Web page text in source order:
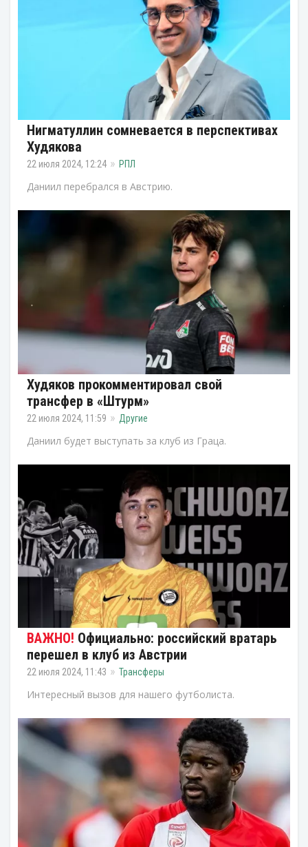
Нигматуллин сомневается в перспективах
Худякова
22 июля 2024, 12:24 РПЛ
Даниил перебрался в Австрию.
Худяков прокомментировал свой
трансфер в «Штурм»
22 июля 2024, 11:59 Другие
Даниил будет выступать за клуб из Граца.
Официально: российский вратарь
перешел в клуб из Австрии
22 июля 2024, 11:43 Трансферы
Интересный вызов для нашего футболиста.